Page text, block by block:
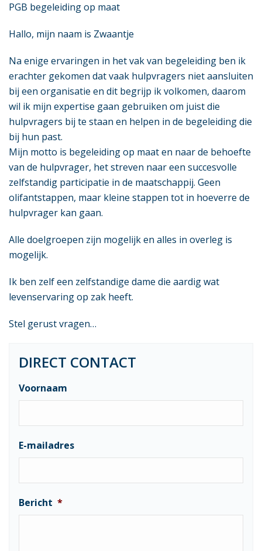
PGB begeleiding op maat
Hallo, mijn naam is Zwaantje
Na enige ervaringen in het vak van begeleiding ben ik
erachter gekomen dat vaak hulpvragers niet aansluiten
bij een organisatie en dit begrijp ik volkomen, daarom
wil ik mijn expertise gaan gebruiken om juist die
hulpvragers bij te staan en helpen in de begeleiding die
bij hun past.
Mijn motto is begeleiding op maat en naar de behoefte
van de hulpvrager, het streven naar een succesvolle
zelfstandig participatie in de maatschappij. Geen
olifantstappen, maar kleine stappen tot in hoeverre de
hulpvrager kan gaan.
Alle doelgroepen zijn mogelijk en alles in overleg is
mogelijk.
Ik ben zelf een zelfstandige dame die aardig wat
levenservaring op zak heeft.
Stel gerust vragen…
DIRECT CONTACT
Voornaam
E-mailadres
Bericht *